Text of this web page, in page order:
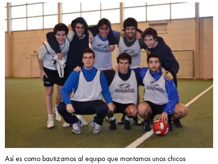
Así es como bautizamos al equipo que montamos unos chicos